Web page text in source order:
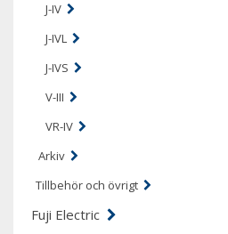
J-IV
J-IVL
J-IVS
V-III
VR-IV
Arkiv
Tillbehör och övrigt
Fuji Electric